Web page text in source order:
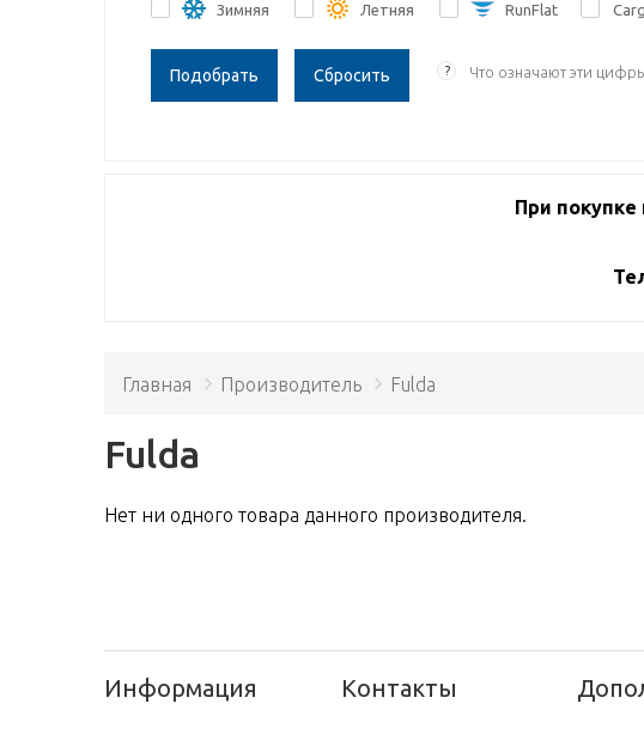
Зимняя Летняя RunFlat
Сбросить ? Что означают эти
При
Главная Производитель Fulda
Fulda
Нет ни одного товара данного производителя.
Информация Контакты